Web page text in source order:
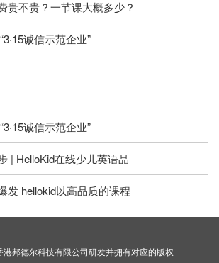
贵不贵？一节课大概多少？
诚信示范企业”
诚信示范企业”
| HelloKid在线少儿英语品
发 hellokid以高品质的课程
邦德尔科技有限公司研发并拥有对应的版权